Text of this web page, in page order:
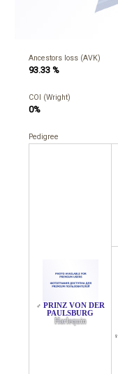
Ancestors loss (AVK)
93.33 %
COI (Wright)
0%
Pedigree
♂ PRINZ VON DER
PAULSBURG
Harlequin
♀